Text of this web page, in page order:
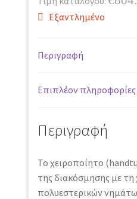
Εξαντλημένο
Περιγραφή
Επιπλέον πληροφορίες
Περιγραφή
Το χειροποίητο
της διακόσμησης με
πολυεστερικών